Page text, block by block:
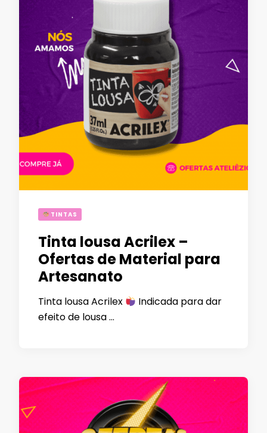
TINTAS
Tinta lousa Acrilex –
Ofertas de Material para
Artesanato
Tinta lousa Acrilex
Indicada para dar
efeito de lousa …